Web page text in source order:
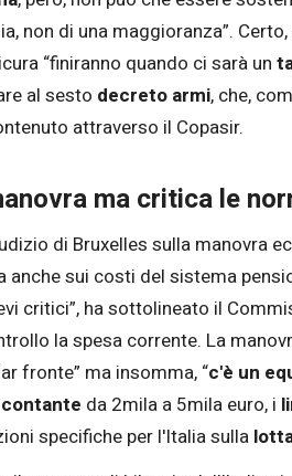
non di una maggioranza”.
“finiranno quando ci sarà un
al sesto decreto armi, che,
attraverso il Copasir.
ma critica le
di Bruxelles sulla manovra
sui costi del sistema
critici”, ha sottolineato il
la spesa corrente. La
fronte” ma insomma, “c'è un
da 2mila a 5mila euro, i
specifiche per l'Italia sulla